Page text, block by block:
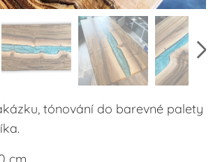
tónování do barevné palety